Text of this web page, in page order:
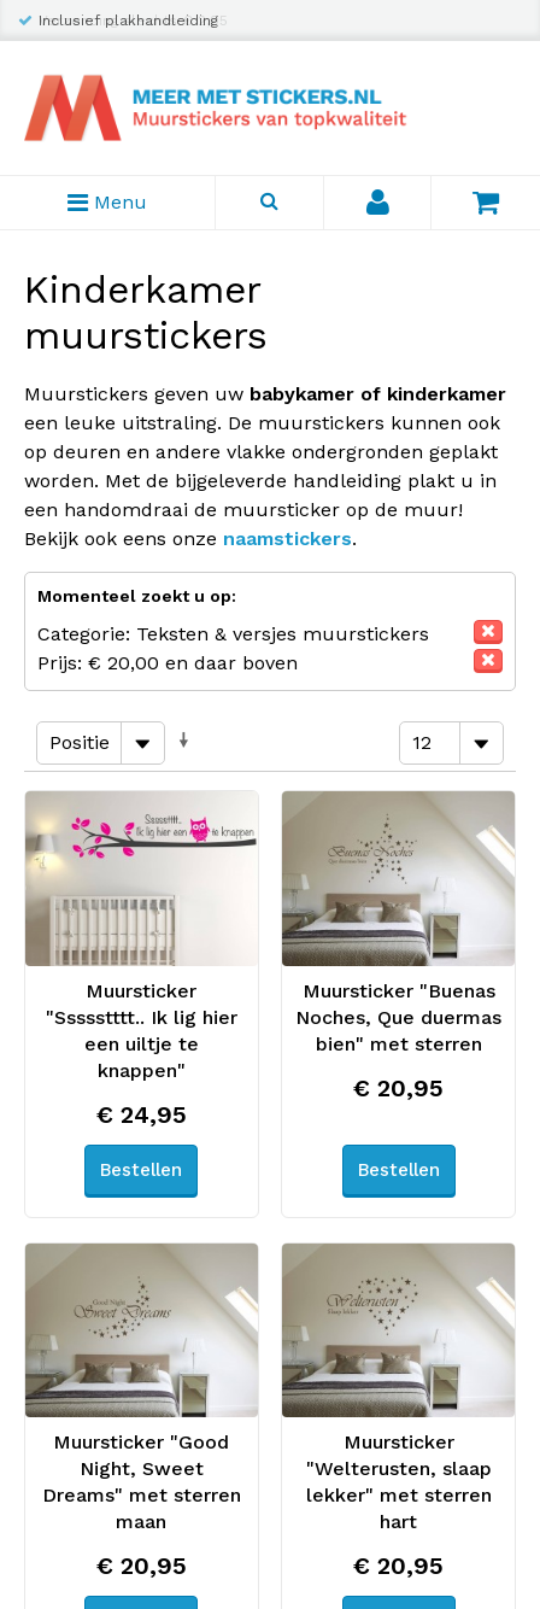
Inclusief plakhandleiding
Menu
Kinderkamer
muurstickers
Muurstickers geven uw babykamer of kinderkamer
een leuke uitstraling. De muurstickers kunnen ook
op deuren en andere vlakke ondergronden geplakt
worden. Met de bijgeleverde handleiding plakt u in
een handomdraai de muursticker op de muur!
Bekijk ook eens onze naamstickers.
Momenteel zoekt u op:
Categorie: Teksten & versjes muurstickers
Prijs: € 20,00 en daar boven
Muursticker
"Ssssstttt.. Ik lig hier
een uiltje te
knappen"
€ 24,95
Bestellen
Muursticker "Buenas
Noches, Que duermas
bien" met sterren
€ 20,95
Bestellen
Muursticker "Good
Night, Sweet
Dreams" met sterren
maan
€ 20,95
Muursticker
"Welterusten, slaap
lekker" met sterren
hart
€ 20,95